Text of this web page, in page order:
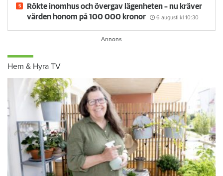
Rökte inomhus och övergav lägenheten – nu kräver
värden honom på 100 000 kronor
6 augusti kl 10:30
Hem & Hyra TV